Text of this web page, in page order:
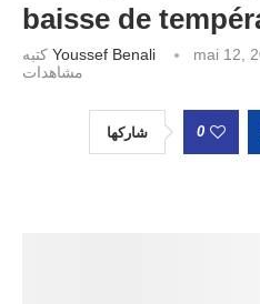
baisse de
Youssef Benali mai 12,
مشاهدات
شاركها 0